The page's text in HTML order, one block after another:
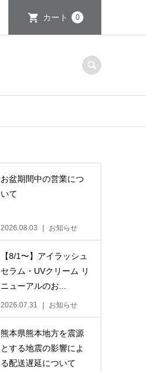
カート 0
お盆期間中の営業につ
いて
2026.08.03 お知らせ
【8/1〜】アイラッシュ
セラム・UVクリーム リ
ニューアルのお...
2026.07.31 お知らせ
熊本県熊本地方を震源
とする地震の影響によ
る配送遅延について